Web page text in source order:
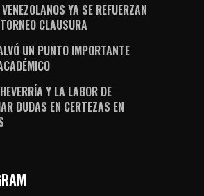
YA SE REFUERZAN
CLAUSURA
UN PUNTO IMPORTANTE
Y LA LABOR DE
DUDAS EN CERTEZAS EN